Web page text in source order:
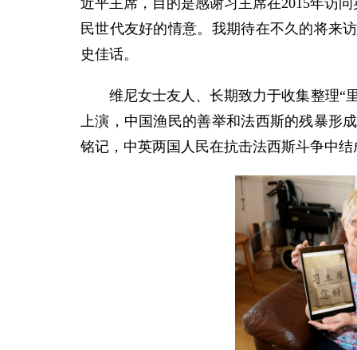
民世代友好的情意。我期待在不久的将来
史佳话。
维尼女士友人、长期致力于收集整理“
上演，中国渔民的善举和法西斯的残暴形
铭记，中英两国人民在抗击法西斯斗争中